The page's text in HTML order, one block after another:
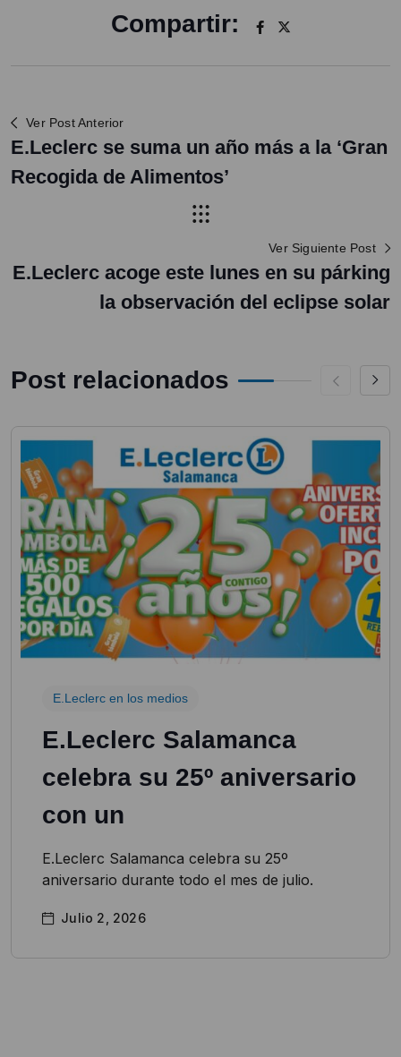
Compartir:
Ver Post Anterior
E.Leclerc se suma un año más a la ‘Gran
Recogida de Alimentos’
Ver Siguiente Post
E.Leclerc acoge este lunes en su párking
la observación del eclipse solar
Post relacionados
E.Leclerc en los medios
E.Leclerc Salamanca
celebra su 25º aniversario
con un
E.Leclerc Salamanca celebra su 25º
aniversario durante todo el mes de julio.
Julio 2, 2026